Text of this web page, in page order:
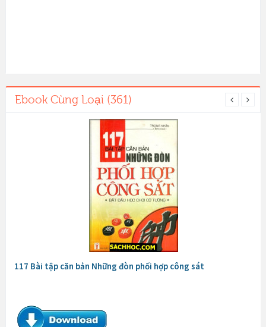
Ebook Cùng Loại (361)
117 Bài tập căn bản Những đòn phối hợp công sát